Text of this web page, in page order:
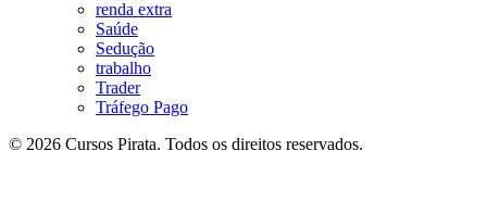
renda extra
Saúde
Sedução
trabalho
Trader
Tráfego Pago
© 2026 Cursos Pirata. Todos os direitos reservados.